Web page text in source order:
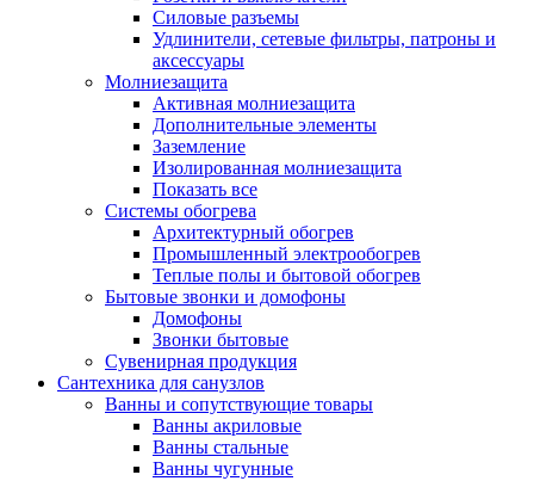
Силовые разъемы
Удлинители, сетевые фильтры, патроны и
аксессуары
Молниезащита
Активная молниезащита
Дополнительные элементы
Заземление
Изолированная молниезащита
Показать все
Системы обогрева
Архитектурный обогрев
Промышленный электрообогрев
Теплые полы и бытовой обогрев
Бытовые звонки и домофоны
Домофоны
Звонки бытовые
Сувенирная продукция
Сантехника для санузлов
Ванны и сопутствующие товары
Ванны акриловые
Ванны стальные
Ванны чугунные